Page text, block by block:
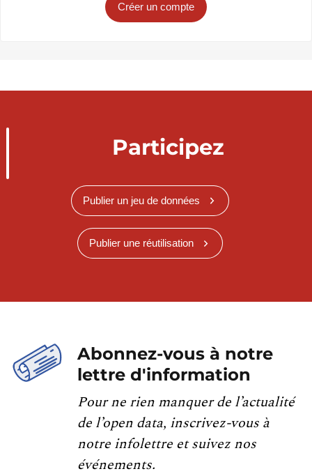
Créer un compte
Participez
Publier un jeu de données
Publier une réutilisation
Abonnez-vous à notre
lettre d'information
Pour ne rien manquer de l’actualité
de l’open data, inscrivez-vous à
notre infolettre et suivez nos
événements.